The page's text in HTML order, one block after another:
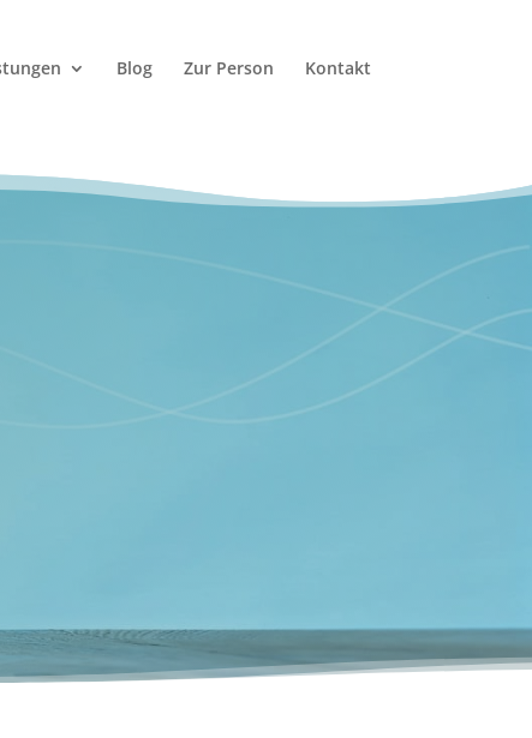
Blog Zur Person Kontakt